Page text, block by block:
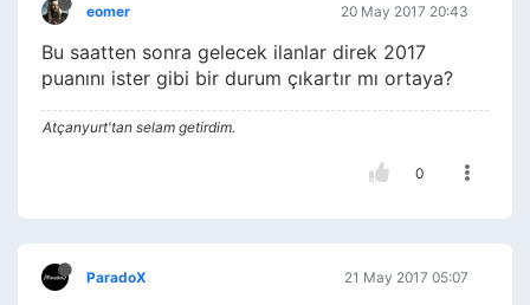
eomer 20 May 2017 20:43
Bu saatten sonra gelecek ilanlar direk 2017
puanını ister gibi bir durum çıkartır mı ortaya?
Atçanyurt'tan selam getirdim.
0
ParadoX 21 May 2017 05:07